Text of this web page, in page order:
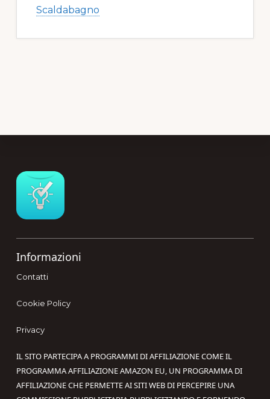
Scaldabagno
Informazioni
Contatti
Cookie Policy
Privacy
IL SITO PARTECIPA A PROGRAMMI DI AFFILIAZIONE COME IL
PROGRAMMA AFFILIAZIONE AMAZON EU, UN PROGRAMMA DI
AFFILIAZIONE CHE PERMETTE AI SITI WEB DI PERCEPIRE UNA